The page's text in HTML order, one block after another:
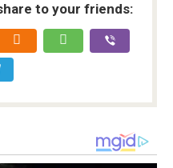
to your friends: